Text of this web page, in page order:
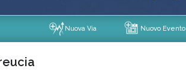
Nuova Via Nuovo Evento